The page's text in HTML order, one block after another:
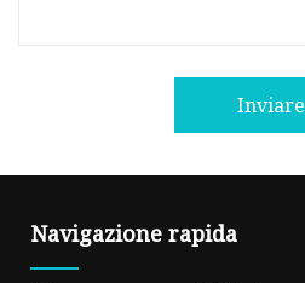
Inviare
Navigazione rapida